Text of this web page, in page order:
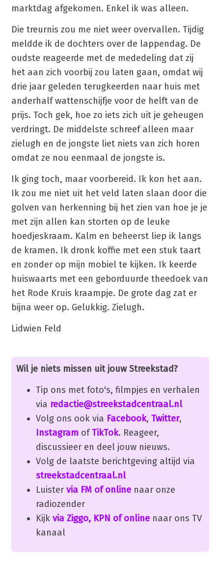
marktdag afgekomen. Enkel ik was alleen.
Die treurnis zou me niet weer overvallen. Tijdig
meldde ik de dochters over de lappendag. De
oudste reageerde met de mededeling dat zij
het aan zich voorbij zou laten gaan, omdat wij
drie jaar geleden terugkeerden naar huis met
anderhalf wattenschijfje voor de helft van de
prijs. Toch gek, hoe zo iets zich uit je geheugen
verdringt. De middelste schreef alleen maar
zielugh en de jongste liet niets van zich horen
omdat ze nou eenmaal de jongste is.
Ik ging toch, maar voorbereid. Ik kon het aan.
Ik zou me niet uit het veld laten slaan door die
golven van herkenning bij het zien van hoe je je
met zijn allen kan storten op de leuke
hoedjeskraam. Kalm en beheerst liep ik langs
de kramen. Ik dronk koffie met een stuk taart
en zonder op mijn mobiel te kijken. Ik keerde
huiswaarts met een geborduurde theedoek van
het Rode Kruis kraampje. De grote dag zat er
bijna weer op. Gelukkig. Zielugh.
Lidwien Feld
Wil je niets missen uit jouw Streekstad?
Tip ons met foto's, filmpjes en verhalen
via redactie@streekstadcentraal.nl
Volg ons ook via Facebook, Twitter,
Instagram ofTikTok. Reageer,
discussieer en deel jouw nieuws.
Volg de laatste berichtgeving altijd via
streekstadcentraal.nl
Luister via FM of onlinenaar onze
radiozender
Kijk via Ziggo, KPN of onlinenaar ons TV
kanaal